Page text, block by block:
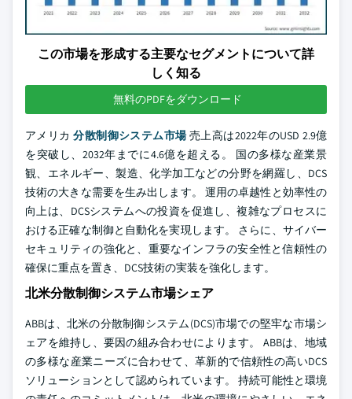
この市場を形成する主要なセグメントについて詳
しく知る
無料のPDFをダウンロード
アメリカ分散制御システム市場売上高は2022年のUSD 2.9億
を突破し、2032年までに4.6億を超える。 国の多様な産業景
観、エネルギー、製造、化学加工などの分野を網羅し、DCS
技術の大きな需要を生み出します。 運用の卓越性と効率性の
向上は、DCSシステムへの投資を促進し、複雑なプロセスに
おける正確な制御と自動化を実現します。 さらに、サイバー
セキュリティの強化と、重要なインフラの安全性と信頼性の
確保に重点を置き、DCS技術の実装を強化します。
北米分散制御システム市場シェア
ABBは、北米の分散制御システム(DCS)市場での堅牢な市場シ
ェアを維持し、要因の組み合わせによります。 ABBは、地域
の多様な産業ニーズに合わせて、革新的で信頼性の高いDCS
ソリューションとして認められています。 持続可能性と環境